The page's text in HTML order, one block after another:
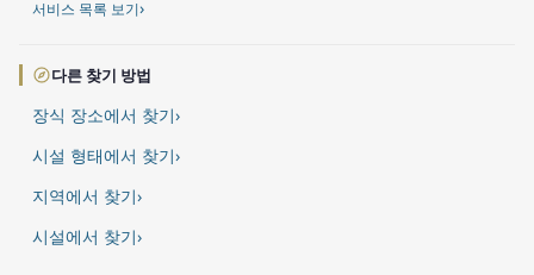
서비스 목록 보기›
다른 찾기 방법
장식 장소에서 찾기›
시설 형태에서 찾기›
지역에서 찾기›
시설에서 찾기›